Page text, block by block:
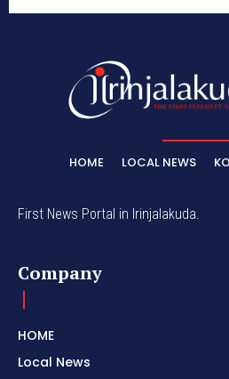
HOME LOCAL NEWS
First News Portal in Irinjalakuda.
Company
HOME
Local News